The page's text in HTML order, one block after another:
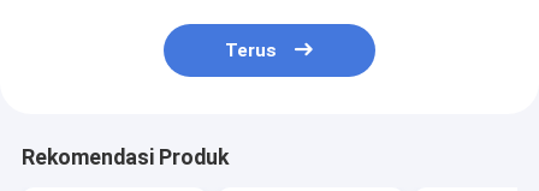
Terus
Rekomendasi Produk